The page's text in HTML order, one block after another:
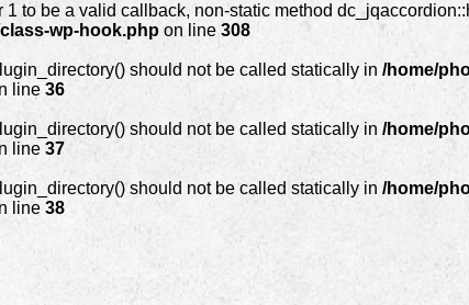
to be a valid callback, non-static method
wp-hook.php on line 308
should not be called statically in /home/
line 36
should not be called statically in /home/
line 37
should not be called statically in /home/
line 38